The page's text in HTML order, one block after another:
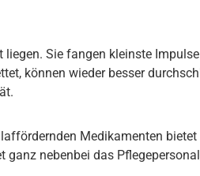
Sie fangen kleinste
können wieder besser
Medikamenten
nebenbei das